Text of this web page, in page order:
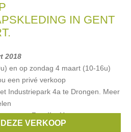
IN GENT
2018
en op zondag 4 maart (10-16u)
een privé verkoop
Industriepark 4a te Drongen. Meer
mum,Fragile,Un ventre pour
VERKOOP